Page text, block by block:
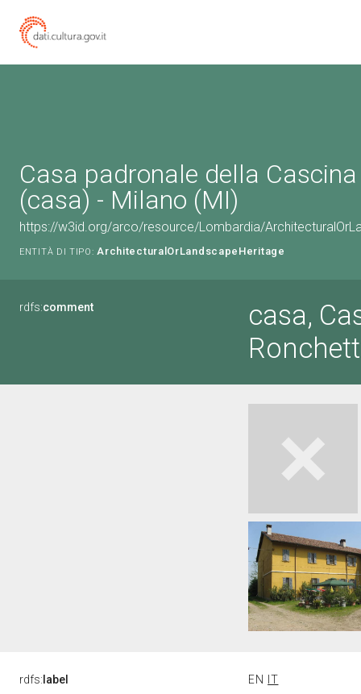
Casa padronale della
(casa) - Milano (MI)
https://w3id.org/arco/resource/Lombardia/
ENTITÀ DI TIPO: ArchitecturalOrLandscapeHeritage
rdfs:comment
casa,
rdfs: label EN IT